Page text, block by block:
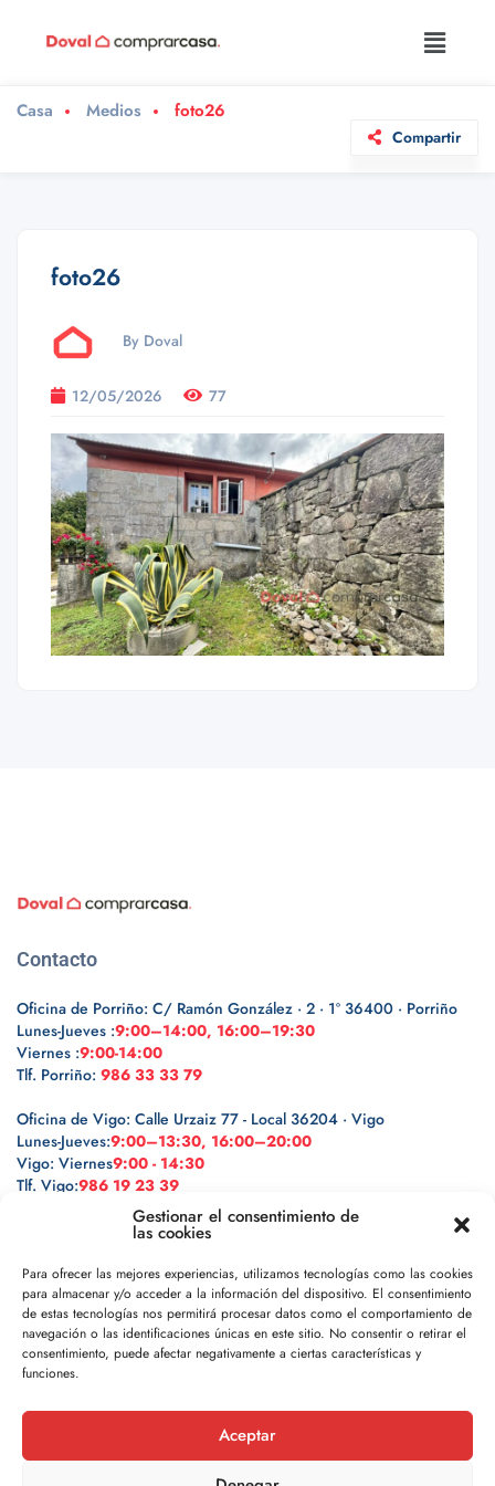
Gestionar el consentimiento de
las cookies
Para ofrecer las mejores experiencias, utilizamos tecnologías como las cookies
para almacenar y/o acceder a la información del dispositivo. El consentimiento
de estas tecnologías nos permitirá procesar datos como el comportamiento de
navegación o las identificaciones únicas en este sitio. No consentir o retirar el
consentimiento, puede afectar negativamente a ciertas características y
funciones.
Aceptar
Casa Medios foto26
Compartir
foto26
By Doval
12/05/2026 77
Contacto
Oficina de Porriño: C/ Ramón González · 2 · 1º 36400 · Porriño
Lunes-Jueves :9:00–14:00, 16:00–19:30
Viernes :9:00-14:00
Tlf. Porriño: 986 33 33 79
Oficina de Vigo: Calle Urzaiz 77 - Local 36204 · Vigo
Lunes-Jueves:9:00–13:30, 16:00–20:00
Vigo: Viernes9:00 - 14:30
Tlf. Vigo:986 19 23 39
Legal
Política de privacidad